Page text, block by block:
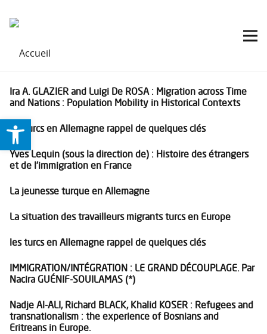
Ira A. GLAZIER and Luigi De ROSA : Migration across Time
and Nations : Population Mobility in Historical Contexts
les turcs en Allemagne rappel de quelques clés
Yves Lequin (sous la direction de) : Histoire des étrangers
et de l’immigration en France
La jeunesse turque en Allemagne
La situation des travailleurs migrants turcs en Europe
les turcs en Allemagne rappel de quelques clés
IMMIGRATION/INTÉGRATION : LE GRAND DÉCOUPLAGE. Par
Nacira GUÉNIF-SOUILAMAS (*)
Nadje Al-ALI, Richard BLACK, Khalid KOSER : Refugees and
transnationalism : the experience of Bosnians and
Eritreans in Europe.
Ouvrir la barre d’outils